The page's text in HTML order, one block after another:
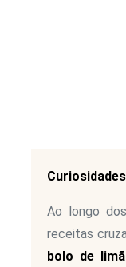
Ao longo
receitas
bolo de